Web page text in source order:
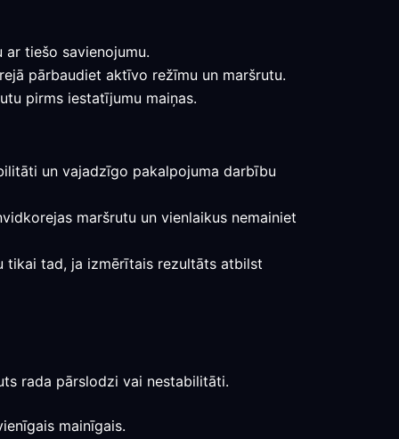
tiešo savienojumu.
pārbaudiet aktīvo režīmu un maršrutu.
pirms iestatījumu maiņas.
un vajadzīgo pakalpojuma darbību
maršrutu un vienlaikus nemainiet
tikai tad, ja izmērītais rezultāts atbilst
rada pārslodzi vai nestabilitāti.
mainīgais.